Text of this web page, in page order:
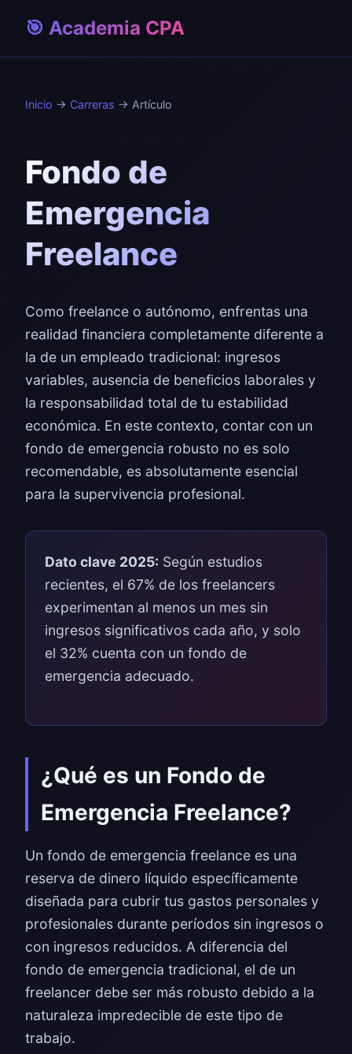
🎯 Academia CPA
Inicio → Carreras → Artículo
Fondo de
Emergencia
Freelance
Como freelance o autónomo, enfrentas una
realidad financiera completamente diferente a
la de un empleado tradicional: ingresos
variables, ausencia de beneficios laborales y
la responsabilidad total de tu estabilidad
económica. En este contexto, contar con un
fondo de emergencia robusto no es solo
recomendable, es absolutamente esencial
para la supervivencia profesional.
Dato clave 2025: Según estudios
recientes, el 67% de los freelancers
experimentan al menos un mes sin
ingresos significativos cada año, y solo
el 32% cuenta con un fondo de
emergencia adecuado.
¿Qué es un Fondo de
Emergencia Freelance?
Un fondo de emergencia freelance es una
reserva de dinero líquido específicamente
diseñada para cubrir tus gastos personales y
profesionales durante períodos sin ingresos o
con ingresos reducidos. A diferencia del
fondo de emergencia tradicional, el de un
freelancer debe ser más robusto debido a la
naturaleza impredecible de este tipo de
trabajo.